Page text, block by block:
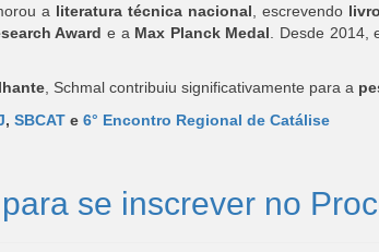
a literatura técnica nacional , escrevendo
Award e a Max Planck Medal . Desde 2014,
, Schmal contribuiu significativamente para a
, SBCAT e 6° Encontro Regional de Catálise
se inscrever no